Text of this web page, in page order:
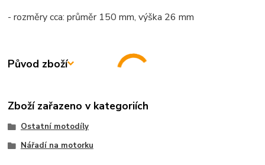
- rozměry cca: průměr 150 mm, výška 26 mm
Původ zboží
Zboží zařazeno v kategoriích
Ostatní motodíly
Nářadí na motorku